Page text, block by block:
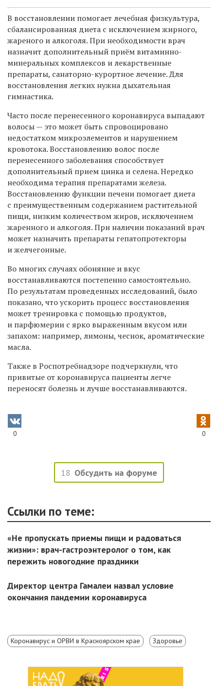
В восстановлении помогает лечебная физкультура,
сбалансированная диета с исключением жирного,
жареного и алкоголя. При необходимости врач
назначит дополнительный приём витаминно-
минеральных комплексов и лекарственные
препараты, санаторно-курортное лечение. Для
восстановления легких нужна дыхательная
гимнастика.
Часто после перенесенного коронавируса выпадают
волосы — это может быть спровоцировано
недостатком микроэлементов и нарушением
кровотока. Восстановлению волос после
перенесенного заболевания способствует
дополнительный прием цинка и селена. Нередко
необходима терапия препаратами железа.
Восстановлению функции печени помогает диета
с преимущественным содержанием растительной
пищи, низким количеством жиров, исключением
жаренного и алкоголя. При наличии показаний врач
может назначить препараты гепатопротекторы
и желчегонные.
Во многих случаях обоняние и вкус
восстанавливаются постепенно самостоятельно.
По результатам проведенных исследований, было
показано, что ускорить процесс восстановления
может тренировка с помощью продуктов,
и парфюмерии с ярко выраженным вкусом или
запахом: например, лимоны, чеснок, ароматические
масла.
Также в Роспотребнадзоре подчеркнули, что
привитые от коронавируса пациенты легче
переносят болезнь и лучше восстанавливаются.
0 0
18 Обсудить на форуме
Ссылки по теме:
«Не пропускать приемы пищи и радоваться
жизни»: врач-гастроэнтеролог о том, как
пережить новогодние праздники
Директор центра Гамалеи назвал условие
окончания пандемии коронавируса
Коронавирус и ОРВИ в Красноярском крае Здоровье